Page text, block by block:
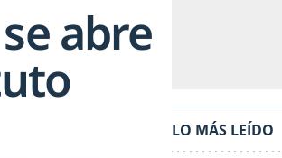
abre
LO MÁS LEÍDO